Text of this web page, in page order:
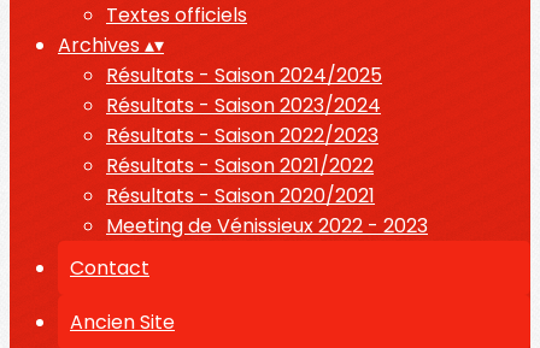
Textes officiels
Archives▴▾
Résultats - Saison 2024/2025
Résultats - Saison 2023/2024
Résultats - Saison 2022/2023
Résultats - Saison 2021/2022
Résultats - Saison 2020/2021
Meeting de Vénissieux 2022 - 2023
Contact
Ancien Site